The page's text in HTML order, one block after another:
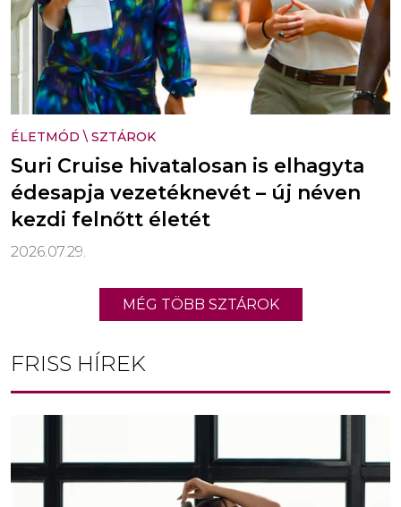
ÉLETMÓD \ SZTÁROK
Suri Cruise hivatalosan is elhagyta
édesapja vezetéknevét – új néven
kezdi felnőtt életét
2026.07.29.
MÉG TÖBB SZTÁROK
FRISS HÍREK